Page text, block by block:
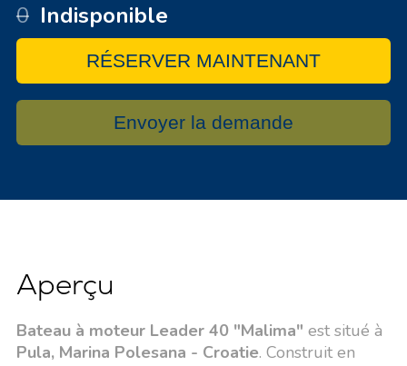
0 Indisponible
RÉSERVER MAINTENANT
Envoyer la demande
Aperçu
Bateau à moteur Leader 40 "Malima" est situé à
Pula, Marina Polesana - Croatie. Construit en